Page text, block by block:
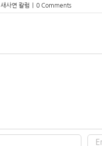
새사연 칼럼 0 Comments